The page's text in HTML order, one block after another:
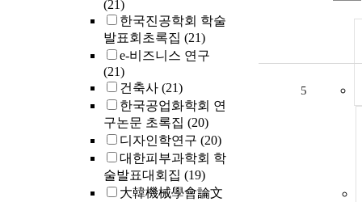
(21)
한국진공학회 학술
발표회초록집 (21)
e-비즈니스 연구
(21)
건축사 (21)
한국공업화학회 연
구논문 초록집 (20)
디자인학연구 (20)
대한피부과학회 학
술발표대회집 (19)
大韓機械學會論文
5